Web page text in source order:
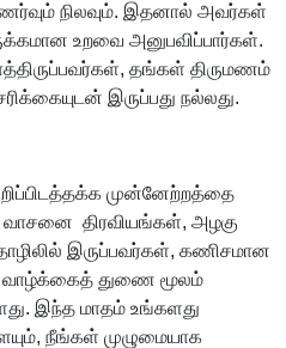
நிலவும். இதனால் அவர்கள்
உறவை அனுபவிப்பார்கள்.
தங்கள் திருமணம்
இருப்பது நல்லது.
முன்னேற்றத்தை
வாசனை திரவியங்கள், அழகு
இருப்பவர்கள், கணிசமான
துணை மூலம்
இந்த மாதம் உங்களது
நீங்கள் முழுமையாக